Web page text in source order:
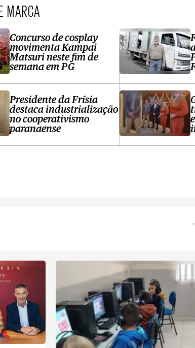
MARCA
Concurso de cosplay
movimenta Kampai
Matsuri neste fim de
semana em PG
Presidente da Frísia
destaca industrialização
no cooperativismo
paranaense